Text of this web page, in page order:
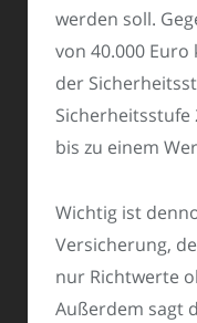
werden soll.
von 40.000
der
Sicherheitsstufe
bis zu einem
Wichtig ist
Versicherung,
nur Richtwerte
Außerdem sagt